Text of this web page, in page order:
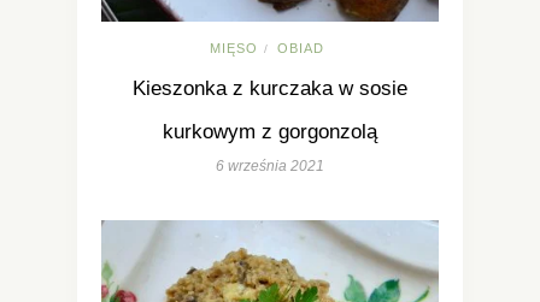
MIĘSO / OBIAD
Kieszonka z kurczaka w sosie
kurkowym z gorgonzolą
6 września 2021